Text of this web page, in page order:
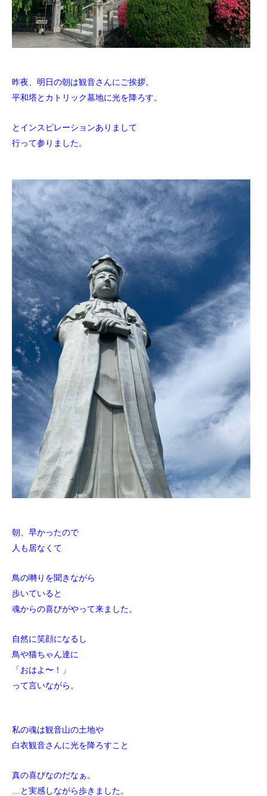
昨夜、明日の朝は観音さんにご挨拶。
平和塔とカトリック墓地に光を降ろす。
とインスピレーションありまして
行って参りました。
朝、早かったので
人も居なくて
鳥の囀りを聞きながら
歩いていると
魂からの喜びがやって来ました。
自然に笑顔になるし
鳥や猫ちゃん達に
「おはよ〜！」
って言いながら。
私の魂は観音山の土地や
白衣観音さんに光を降ろすこと
真の喜びなのだなぁ。
…と実感しながら歩きました。